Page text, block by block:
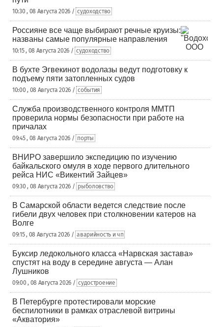
10:30 , 08 Августа 2026 / судоходство
Россияне все чаще выбирают речные круизы:
названы самые популярные направления
10:15 , 08 Августа 2026 / судоходство
В бухте Эгвекинот водолазы ведут подготовку к
подъему пяти затопленных судов
10:00 , 08 Августа 2026 / события
Служба производственного контроля ММТП
проверила нормы безопасности при работе на
причалах
09:45 , 08 Августа 2026 / порты
ВНИРО завершило экспедицию по изучению
байкальского омуля в ходе первого длительного
рейса НИС «Викентий Зайцев»
09:30 , 08 Августа 2026 / рыболовство
В Самарской области ведется следствие после
гибели двух человек при столкновении катеров на
Волге
09:15 , 08 Августа 2026 / аварийность и чп
Буксир ледокольного класса «Нарвская застава»
спустят на воду в середине августа — Алан
Лушников
09:00 , 08 Августа 2026 / судостроение
В Петербурге протестировали морские
беспилотники в рамках отраслевой витрины
«Акватория»